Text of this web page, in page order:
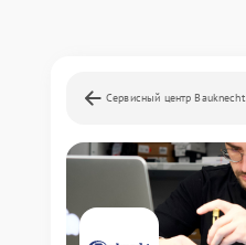
Сервисный центр Bauknecht